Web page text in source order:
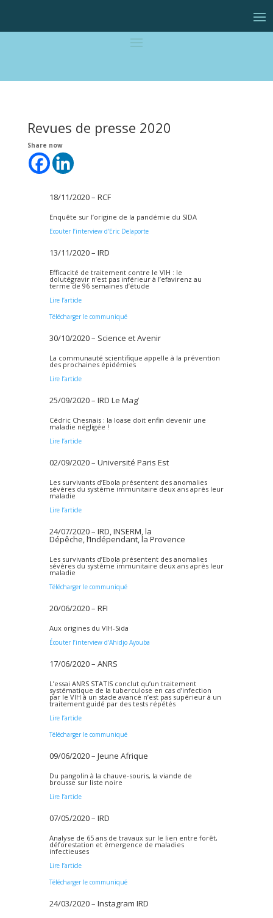
Revues de presse 2020
Share now
18/11/2020 – RCF
Enquête sur l’origine de la pandémie du SIDA
Ecouter l’interview d’Eric Delaporte
13/11/2020 – IRD
Efficacité de traitement contre le VIH : le
dolutégravir n’est pas inférieur à l’efavirenz au
terme de 96 semaines d’étude
Lire l’article
Télécharger le communiqué
30/10/2020 – Science et Avenir
La communauté scientifique appelle à la prévention
des prochaines épidémies
Lire l’article
25/09/2020 – IRD Le Mag’
Cédric Chesnais : la loase doit enfin devenir une
maladie négligée !
Lire l’article
02/09/2020 – Université Paris Est
Les survivants d’Ebola présentent des anomalies
sévères du système immunitaire deux ans après leur
maladie
Lire l’article
24/07/2020 – IRD,INSERM,la
Dépêche,l’Indépendant,la Provence
Les survivants d’Ebola présentent des anomalies
sévères du système immunitaire deux ans après leur
maladie
Télécharger le communiqué
20/06/2020 – RFI
Aux origines du VIH-Sida
Écouter l’interview d’Ahidjo Ayouba
17/06/2020 – ANRS
L’essai ANRS STATIS conclut qu’un traitement
systématique de la tuberculose en cas d’infection
par le VIH à un stade avancé n’est pas supérieur à un
traitement guidé par des tests répétés
Lire l’article
Télécharger le communiqué
09/06/2020 – Jeune Afrique
Du pangolin à la chauve-souris, la viande de
brousse sur liste noire
Lire l’article
07/05/2020 – IRD
Analyse de 65 ans de travaux sur le lien entre forêt,
déforestation et émergence de maladies
infectieuses
Lire l’article
Télécharger le communiqué
24/03/2020 – Instagram IRD